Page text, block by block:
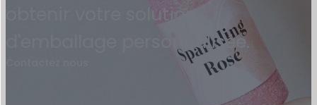
obtenir votre solution
d'emballage personnalisée.